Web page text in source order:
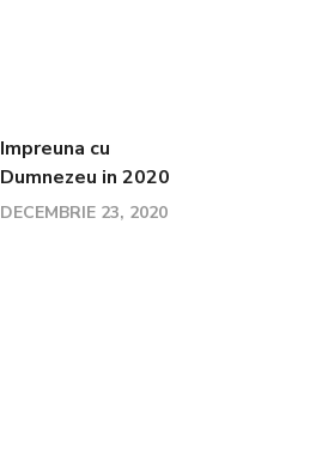
Impreuna cu
Dumnezeu in 2020
DECEMBRIE 23, 2020